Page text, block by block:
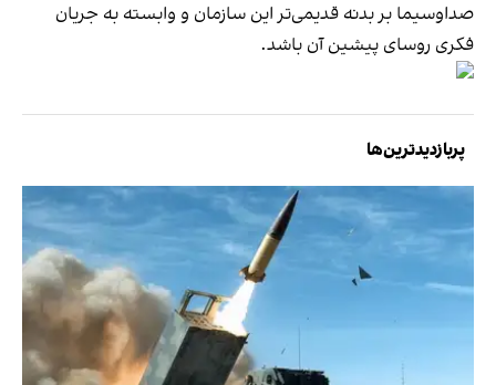
صداوسیما بر بدنه قدیمی‌تر این سازمان و وابسته به جریان
فکری روسای پیشین آن باشد.
پربازدیدترین‌ها